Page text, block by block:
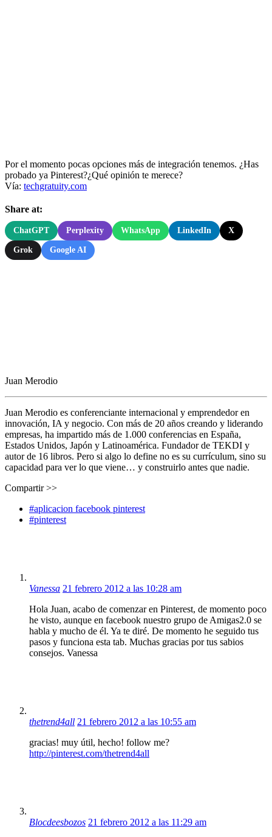
Por el momento pocas opciones más de integración tenemos. ¿Has
probado ya Pinterest?¿Qué opinión te merece?
Vía: techgratuity.com
Share at:
ChatGPT Perplexity WhatsApp LinkedIn X
Grok Google AI
Juan Merodio
Juan Merodio es conferenciante internacional y emprendedor en
innovación, IA y negocio. Con más de 20 años creando y liderando
empresas, ha impartido más de 1.000 conferencias en España,
Estados Unidos, Japón y Latinoamérica. Fundador de TEKDI y
autor de 16 libros. Pero si algo lo define no es su currículum, sino su
capacidad para ver lo que viene… y construirlo antes que nadie.
Compartir >>
#aplicacion facebook pinterest
#pinterest
Vanessa 21 febrero 2012 a las 10:28 am
Hola Juan, acabo de comenzar en Pinterest, de momento poco
he visto, aunque en facebook nuestro grupo de Amigas2.0 se
habla y mucho de él. Ya te diré. De momento he seguido tus
pasos y funciona esta tab. Muchas gracias por tus sabios
consejos. Vanessa
thetrend4all 21 febrero 2012 a las 10:55 am
gracias! muy útil, hecho! follow me?
http://pinterest.com/thetrend4all
Blocdeesbozos 21 febrero 2012 a las 11:29 am